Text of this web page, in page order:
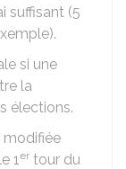
suffisant (5
si une
la
élections.
modifiée
1er tour du